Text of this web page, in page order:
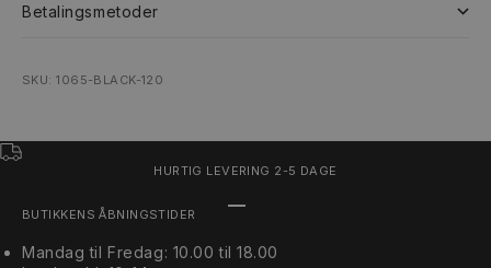
Betalingsmetoder
SKU: 1065-BLACK-120
HURTIG LEVERING 2-5 DAGE
BUTIKKENS ÅBNINGSTIDER
Mandag til Fredag: 10.00 til 18.00